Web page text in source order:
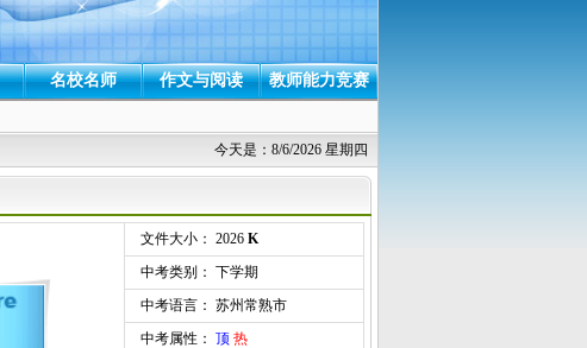
名校名师 作文与阅读 教师能力竞赛
今天是：8/6/2026 星期四
文件大小： 2026 K
中考类别： 下学期
中考语言： 苏州常熟市
中考属性： 顶 热